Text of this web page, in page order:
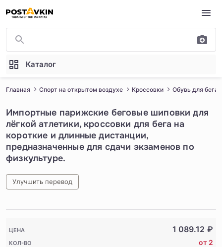
Перейти к основному содержимому
Каталог
Главная Спорт на открытом воздухе Кроссовки Обувь для бега
Импортные парижские беговые шиповки для
лёгкой атлетики, кроссовки для бега на
короткие и длинные дистанции,
предназначенные для сдачи экзаменов по
физкультуре.
Улучшить перевод
ЦЕНА 1 089.12 ₽
КОЛ-ВО от 2